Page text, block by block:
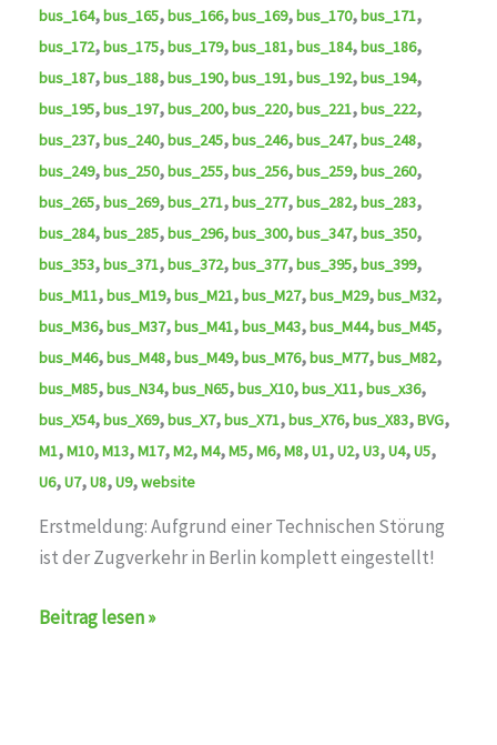
bus_164,bus_165,bus_166,bus_169,bus_170,bus_171,
bus_172,bus_175,bus_179,bus_181,bus_184,bus_186,
bus_187,bus_188,bus_190,bus_191,bus_192,bus_194,
bus_195,bus_197,bus_200,bus_220,bus_221,bus_222,
bus_237,bus_240,bus_245,bus_246,bus_247,bus_248,
bus_249,bus_250,bus_255,bus_256,bus_259,bus_260,
bus_265,bus_269,bus_271,bus_277,bus_282,bus_283,
bus_284,bus_285,bus_296,bus_300,bus_347,bus_350,
bus_353,bus_371,bus_372,bus_377,bus_395,bus_399,
bus_M11,bus_M19,bus_M21,bus_M27,bus_M29,bus_M32,
bus_M36,bus_M37,bus_M41,bus_M43,bus_M44,bus_M45,
bus_M46,bus_M48,bus_M49,bus_M76,bus_M77,bus_M82,
bus_M85,bus_N34,bus_N65,bus_X10,bus_X11,bus_x36,
bus_X54,bus_X69,bus_X7,bus_X71,bus_X76,bus_X83,BVG,
M1,M10,M13,M17,M2,M4,M5,M6,M8,U1,U2,U3,U4,U5,
U6,U7,U8,U9,website
Erstmeldung: Aufgrund einer Technischen Störung
ist der Zugverkehr in Berlin komplett eingestellt!
auf
Beitrag lesen »